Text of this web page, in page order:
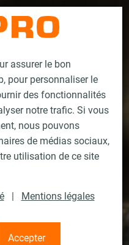
assurer le bon
pour personnaliser le
des fonctionnalités
notre trafic. Si vous
nous pouvons
de médias sociaux,
utilisation de ce site
| Mentions légales
Accepter
Contact